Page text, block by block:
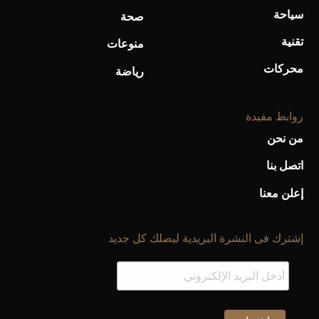
سياحة
تقنية
محركات
صحة
منوعات
رياضة
روابط مفيدة
من نحن
اتصل بنا
إعلن معنا
إشترك فى النشرة البريدية ليصلك كل جديد